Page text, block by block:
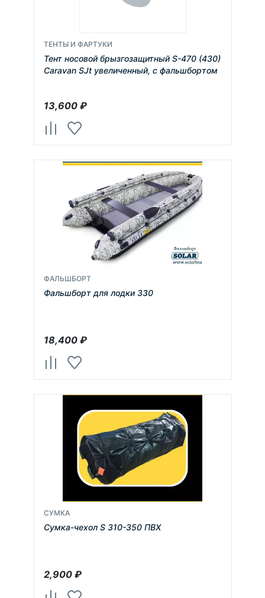
ТЕНТЫ И ФАРТУКИ
Тент носовой брызгозащитный S-470 (430)
Caravan SJt увеличенный, с фальшбортом
13,600₽
ФАЛЬШБОРТ
Фальшборт для лодки 330
18,400₽
СУМКА
Сумка-чехол S 310-350 ПВХ
2,900₽